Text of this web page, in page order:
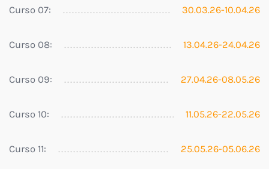
Curso 07: 30.03.26-10.04.26
Curso 08: 13.04.26-24.04.26
Curso 09: 27.04.26-08.05.26
Curso 10: 11.05.26-22.05.26
Curso 11: 25.05.26-05.06.26